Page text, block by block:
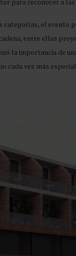
categorías, el
entre ellas
la importancia de
cada vez más